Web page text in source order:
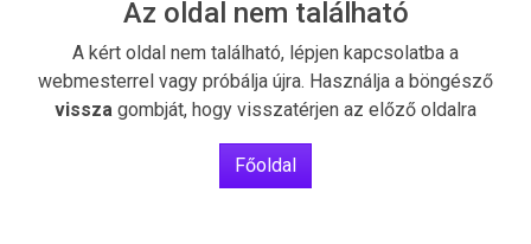
Az oldal nem található
A kért oldal nem található, lépjen kapcsolatba a
webmesterrel vagy próbálja újra. Használja a böngésző
vissza gombját, hogy visszatérjen az előző oldalra
Főoldal